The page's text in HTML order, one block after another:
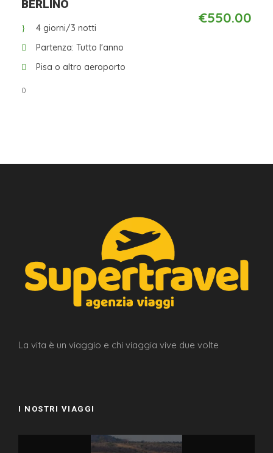
La Quota Non comprende
Pasti e bevande
BERLINO
€550.00
4 giorni/3 notti
Partenza: Tutto l'anno
Pisa o altro aeroporto
0
La vita è un viaggio e chi viaggia vive due volte
I NOSTRI VIAGGI